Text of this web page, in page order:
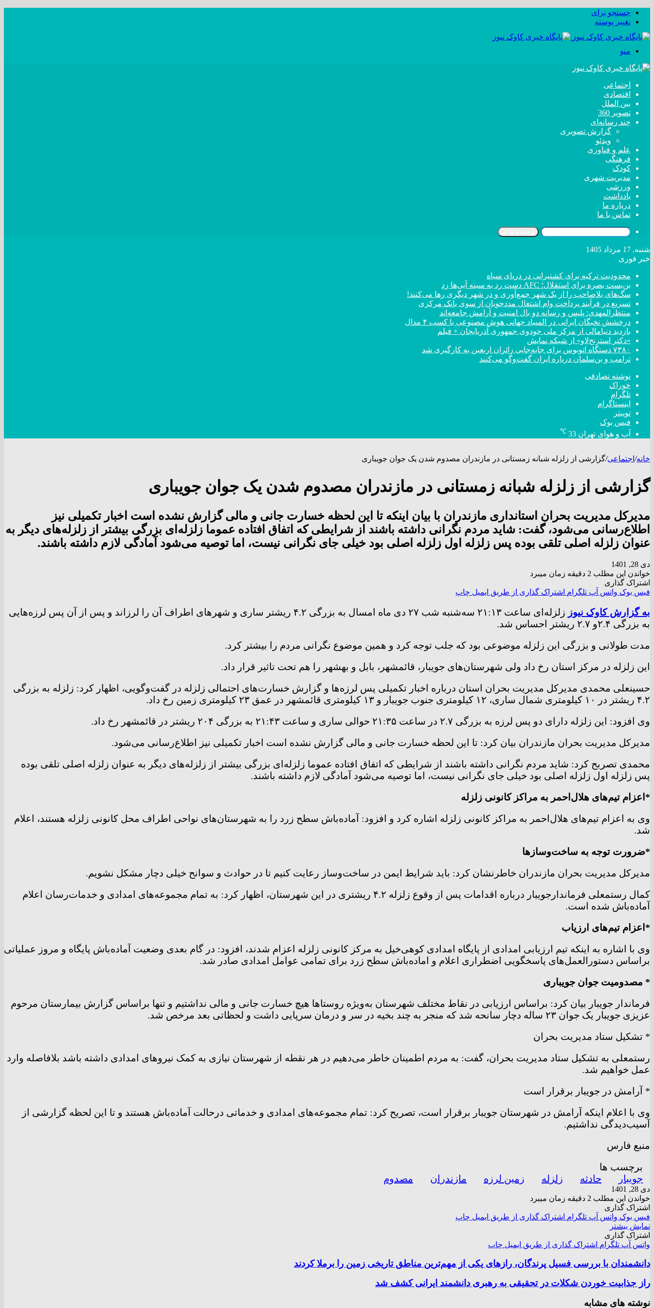
جستجو برای
تغییر پوسته
منو
اجتماعی
اقتصادی
بین الملل
تصویر 360
چند رسانه‌ای
گزارش تصویری
ویدئو
علم و فناوری
فرهنگی
کودک
مدیریت شهری
ورزشی
یادداشت
درباره ما
تماس با ما
شنبه, 17 مرداد 1405
خبر فوری
محدودیت ترکیه برای کشتیرانی در دریای سیاه
بن‌بست بصره برای استقلال؛ AFC دست رد به سینه آبی‌ها زد
سگ‌های بلاصاحب را از یک شهر جمع‌آوری و در شهر دیگری رها می‌کنند!
تسریع در فرآیند پرداخت وام اشتغال مددجویان از سوی بانک مرکزی
منتظرالمهدی: پلیس و رسانه دو بال امنیت و آرامش جامعه‌اند
درخشش نخبگان ایرانی در المپیاد جهانی هوش مصنوعی با کسب ۴ مدال
بازدید دنیامالی از مرکز ملی جودوی جمهوری آذربایجان + فیلم
«دکتر استرنج‌لاو» از شبکه نمایش
۷۳۸۰ دستگاه اتوبوس برای جابه‌جایی زائران اربعین به کارگیری شد
ترامپ و بن‌سلمان درباره ایران گفت‌و‌گو می‌کنند
نوشته تصادفی
خوراک
تلگرام
اینستاگرام
توییتر
فیس بوک
آب و هوای تهران 33
℃
خانه/ اجتماعی/گزارشی از زلزله شبانه زمستانی در مازندران مصدوم شدن یک جوان جویباری
گزارشی از زلزله شبانه زمستانی در مازندران مصدوم شدن یک جوان جویباری
مدیرکل مدیریت بحران استانداری مازندران با بیان اینکه تا این لحظه خسارت جانی و مالی گزارش نشده است اخبار تکمیلی نیز
اطلاع‌رسانی می‌شود، گفت: شاید مردم نگرانی داشته باشند از شرایطی که اتفاق افتاده عموما زلزله‌‌ای بزرگی بیشتر از زلزله‌های دیگر به
عنوان زلزله اصلی تلقی بوده پس زلزله اول زلزله اصلی بود خیلی جای نگرانی نیست، اما توصیه می‌شود آمادگی لازم داشته باشند.
دی 28, 1401
خواندن این مطلب 2 دقیقه زمان میبرد
اشتراک گذاری
فیس بوک واتس آپ تلگرام اشتراک گذاری از طریق ایمیل چاپ
به گزارش کاوک نیوز
زلزله‌ای ساعت ۲۱:۱۳ سه‌شنبه شب ۲۷ دی ماه امسال به بزرگی ۴.۲ ریشتر ساری و شهرهای اطراف آن را لرزاند و پس از آن پس لرزه‌هایی
به بزرگی ۲.۴و ۲.۷ ریشتر احساس شد.
مدت طولانی و بزرگی این زلزله موضوعی بود که جلب توجه کرد و همین موضوع نگرانی مردم را بیشتر کرد.
این زلزله در مرکز استان رخ داد ولی شهرستان‌های جویبار، قائمشهر، بابل و بهشهر را هم تحت تاثیر قرار داد.
حسینعلی محمدی مدیرکل مدیریت بحران استان درباره اخبار تکمیلی پس لرزه‌ها و گزارش خسارت‌های احتمالی زلزله در گفت‌وگویی، اظهار کرد: زلزله به بزرگی
۴.۲ ریشتر در ۱۰ کیلومتری شمال ساری، ۱۲ کیلومتری جنوب جویبار و ۱۳ کیلومتری قائمشهر در عمق ۲۳ کیلومتری زمین رخ داد.
وی افزود: این زلزله دارای دو پس لرزه به بزرگی ۲.۷ در ساعت ۲۱:۳۵ حوالی ساری و ساعت ۲۱:۴۳ به بزرگی ۲۰۴ ریشتر در قائمشهر رخ داد.
مدیرکل مدیریت بحران مازندران بیان کرد: تا این لحظه خسارت جانی و مالی گزارش نشده است اخبار تکمیلی نیز اطلاع‌رسانی می‌شود.
محمدی تصربح کرد: شاید مردم نگرانی داشته باشند از شرایطی که اتفاق افتاده عموما زلزله‌‌ای بزرگی بیشتر از زلزله‌های دیگر به عنوان زلزله اصلی تلقی بوده
پس زلزله اول زلزله اصلی بود خیلی جای نگرانی نیست، اما توصیه می‌شود آمادگی لازم داشته باشند.
*اعزام تیم‌های هلال‌احمر به مراکز کانونی زلزله
وی به اعزام تیم‌های هلال‌احمر به مراکز کانونی زلزله اشاره کرد و افزود: آماده‌باش سطح زرد را به شهرستان‌های نواحی اطراف محل کانونی زلزله هستند، اعلام
شد.
*ضرورت توجه به ساخت‌وسازها
مدیرکل مدیریت بحران مازندران خاطرنشان کرد: باید شرایط ایمن در ساخت‌وساز رعایت کنیم تا در حوادث و سوانح خیلی دچار مشکل نشویم.
کمال رستمعلی فرماندارجویبار درباره اقدامات پس از وقوع زلزله ۴.۲ ریشتری در این شهرستان، اظهار کرد: به تمام مجموعه‌های امدادی و خدمات‌رسان اعلام
آماده‌باش شده است.
*اعزام تیم‌های ارزیاب
وی با اشاره به اینکه تیم ارزیابی امدادی از پایگاه امدادی کوهی‌خیل به مرکز کانونی زلزله اعزام شدند، افزود: در گام بعدی وضعیت آماده‌باش پایگاه و مروز عملیاتی
براساس دستورالعمل‌های پاسخگویی اضطراری اعلام و اماده‌باش سطح زرد برای تمامی عوامل امدادی صادر شد.
* مصدومیت جوان جویباری
فرماندار جویبار بیان کرد: براساس ارزیابی در نقاط مختلف شهرستان به‌ویژه روستاها هیچ خسارت جانی‌ و مالی نداشتیم و تنها براساس گزارش بیمارستان مرحوم
عزیزی جویبار یک جوان ۲۳ ساله دچار سانحه شد که منجر به چند بخیه در سر و درمان سرپایی داشت و لحظاتی بعد مرخص شد.
* تشکیل ستاد مدیریت بحران
رستمعلی به تشکیل ستاد مدیریت بحران، گفت: به مردم اطمینان خاطر می‌دهیم در هر نقطه از شهرستان نیازی به کمک نیروهای امدادی داشته باشد بلافاصله وارد
عمل خواهیم شد.
* آرامش در جویبار برقرار است
وی با اعلام اینکه آرامش در شهرستان جویبار برقرار است، تصریح کرد: تمام مجموعه‌های امدادی و خدماتی درحالت آماده‌باش هستند و تا این لحظه گزارشی از
آسیب‌دیدگی نداشتیم.
منبع فارس
برچسب ها
جویبار
حادثه زلزله زمین لرزه مازندران مصدوم
دی 28, 1401
خواندن این مطلب 2 دقیقه زمان میبرد
اشتراک گذاری
فیس بوک واتس آپ تلگرام اشتراک گذاری از طریق ایمیل چاپ
نمایش بیشتر
اشتراک گذاری
واتس آپ تلگرام اشتراک گذاری از طریق ایمیل چاپ
دانشمندان با بررسی فسیل پرندگان، رازهای یکی از مهم‌ترین مناطق تاریخی زمین را برملا کردند
راز جذابیت خوردن شکلات در تحقیقی به رهبری دانشمند ایرانی کشف شد
نوشته های مشابه